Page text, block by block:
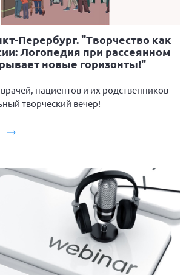
Перербург. "Творчество как
Логопедия при рассеянном
новые горизонты!"
пациентов и их родственников
творческий вечер!